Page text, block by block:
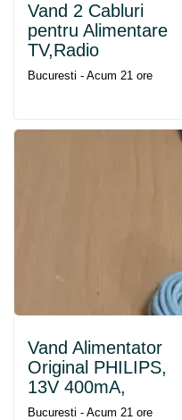
Vand 2 Cabluri
pentru Alimentare
TV,Radio
Bucuresti - Acum 21 ore
Vand Alimentator
Original PHILIPS,
13V 400mA,
Bucuresti - Acum 21 ore